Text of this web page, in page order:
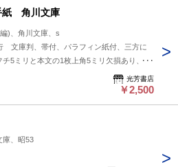
紙 角川文庫
)、角川文庫、s
文庫判、帯付、パラフィン紙付、三方に
5ミリと本文の1枚上角5ミリ欠損あり、小
あとの波ヨレあり、最終頁に紙ヤケあり、帯
め有、他経年並み、印・線引無し、(中古品
光芳書店
￥2,500
庫、昭53